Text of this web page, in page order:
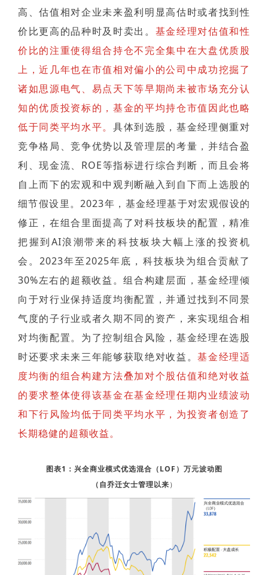
高、估值相对企业未来盈利明显高估时或者找到性
价比更高的品种时及时卖出。 基金经理对估值和性
价比的注重使得组合持仓不完全集中在大盘优质股
上，近几年也在市值相对偏小的公司中成功挖掘了
诸如思源电气、易点天下等早期尚未被市场充分认
知的优质投资标的，基金的平均持仓市值因此也略
低于同类平均水平。 具体到选股，基金经理侧重对
竞争格局、竞争优势以及管理层的考量，并结合盈
利、现金流、ROE等指标进行综合判断，而且会将
自上而下的宏观和中观判断融入到自下而上选股的
细节假设里。2023年，基金经理基于对宏观假设的
修正，在组合里面提高了对科技板块的配置，精准
把握到AI浪潮带来的科技板块大幅上涨的投资机
会。2023年至2025年底，科技板块为组合贡献了
30%左右的超额收益。组合构建层面，基金经理倾
向于对行业保持适度均衡配置，并通过找到不同景
气度的子行业或者久期不同的资产，来实现组合相
对均衡配置。为了控制组合风险，基金经理在选股
时还要求未来三年能够获取绝对收益。基金经理适
度均衡的组合构建方法叠加对个股估值和绝对收益
的要求整体使得该基金在基金经理任期内业绩波动
和下行风险均低于同类平均水平，为投资者创造了
长期稳健的超额收益。
图表1：兴全商业模式优选混合（LOF）万元波动图
（自乔迁女士管理以来）